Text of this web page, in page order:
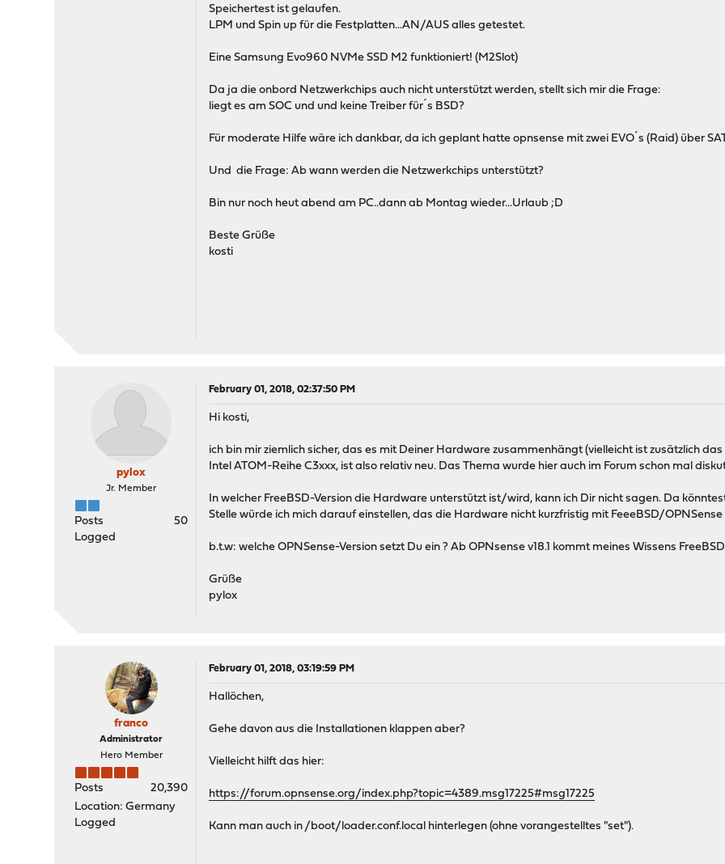
Speichertest ist gelaufen.
LPM und Spin up für die Festplatten...AN/AUS alles getestet.
Eine Samsung Evo960 NVMe SSD M2 funktioniert! (M2Slot)
Da ja die onbord Netzwerkchips auch nicht unterstützt werden, stellt sich mir die Frage:
liegt es am SOC und und keine Treiber für´s BSD?
Für moderate Hilfe wäre ich dankbar, da ich geplant hatte opnsense mit zwei EVO´s (Raid) über
Und die Frage: Ab wann werden die Netzwerkchips unterstützt?
Bin nur noch heut abend am PC..dann ab Montag wieder...Urlaub ;D
Beste Grüße
kosti
pylox
Jr. Member
Posts
50
Logged
February 01, 2018, 02:37:50 PM
Hi kosti,
ich bin mir ziemlich sicher, das es mit Deiner Hardware zusammenhängt (vielleicht ist zusätzlich
Intel ATOM-Reihe C3xxx, ist also relativ neu. Das Thema wurde hier auch im Forum schon mal
In welcher FreeBSD-Version die Hardware unterstützt ist/wird, kann ich Dir nicht sagen. Da
Stelle würde ich mich darauf einstellen, das die Hardware nicht kurzfristig mit FeeeBSD/
b.t.w: welche OPNSense-Version setzt Du ein ? Ab OPNsense v18.1 kommt meines Wissens FreeBSD
Grüße
pylox
franco
Administrator
Hero Member
Posts
20,390
Location: Germany
Logged
February 01, 2018, 03:19:59 PM
Hallöchen,
Gehe davon aus die Installationen klappen aber?
Vielleicht hilft das hier:
https://forum.opnsense.org/index.php?topic=4389.msg17225#msg17225
Kann man auch in /boot/loader.conf.local hinterlegen (ohne vorangestelltes "set").